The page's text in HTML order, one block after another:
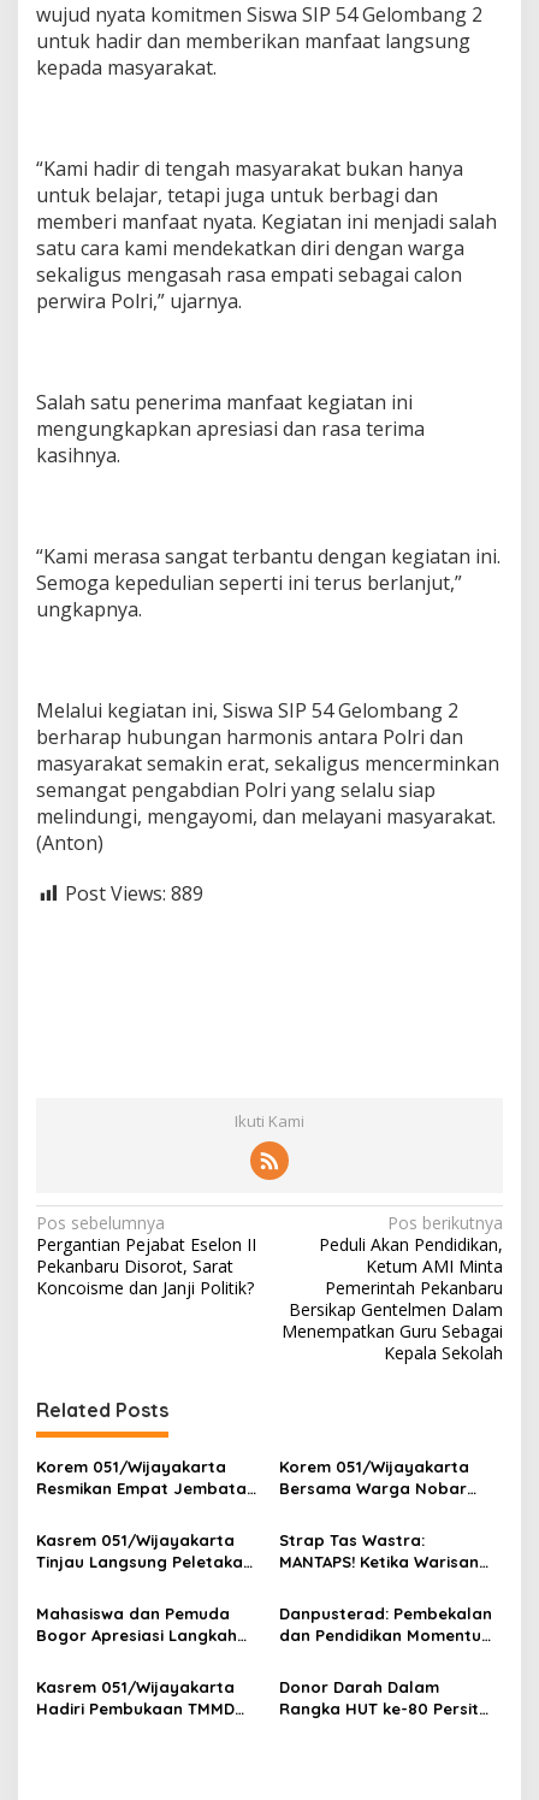
wujud nyata komitmen Siswa SIP 54 Gelombang 2
untuk hadir dan memberikan manfaat langsung
kepada masyarakat.
“Kami hadir di tengah masyarakat bukan hanya
untuk belajar, tetapi juga untuk berbagi dan
memberi manfaat nyata. Kegiatan ini menjadi salah
satu cara kami mendekatkan diri dengan warga
sekaligus mengasah rasa empati sebagai calon
perwira Polri,” ujarnya.
Salah satu penerima manfaat kegiatan ini
mengungkapkan apresiasi dan rasa terima
kasihnya.
“Kami merasa sangat terbantu dengan kegiatan ini.
Semoga kepedulian seperti ini terus berlanjut,”
ungkapnya.
Melalui kegiatan ini, Siswa SIP 54 Gelombang 2
berharap hubungan harmonis antara Polri dan
masyarakat semakin erat, sekaligus mencerminkan
semangat pengabdian Polri yang selalu siap
melindungi, mengayomi, dan melayani masyarakat.
(Anton)
Post Views: 889
Ikuti Kami
N
a
v
a
s
i
p
o
s
Pos sebelumnya
Pergantian Pejabat Eselon II
Pekanbaru Disorot, Sarat
Koncoisme dan Janji Politik?
Pos berikutnya
Peduli Akan Pendidikan,
Ketum AMI Minta
Pemerintah Pekanbaru
Bersikap Gentelmen Dalam
Menempatkan Guru Sebagai
Kepala Sekolah
Related Posts
Korem 051/Wijayakarta
Resmikan Empat Jembatan
Cita Presiden RI Kepada
Masyarakat Indonesia
Korem 051/Wijayakarta
Bersama Warga Nobar
Pangkalan Ojek Jababeka
Kasrem 051/Wijayakarta
Tinjau Langsung Peletakan
Merah Putih di Pebayuran
Strap Tas Wastra:
MANTAPS! Ketika Warisan
Paling Diburu Tahun 2026
Mahasiswa dan Pemuda
Bogor Apresiasi Langkah
Pertanggungjawaban dan
Marwah Institusi
Danpusterad: Pembekalan
dan Pendidikan Momentum
Karier
Kasrem 051/Wijayakarta
Hadiri Pembukaan TMMD
Donor Darah Dalam
Rangka HUT ke-80 Persit